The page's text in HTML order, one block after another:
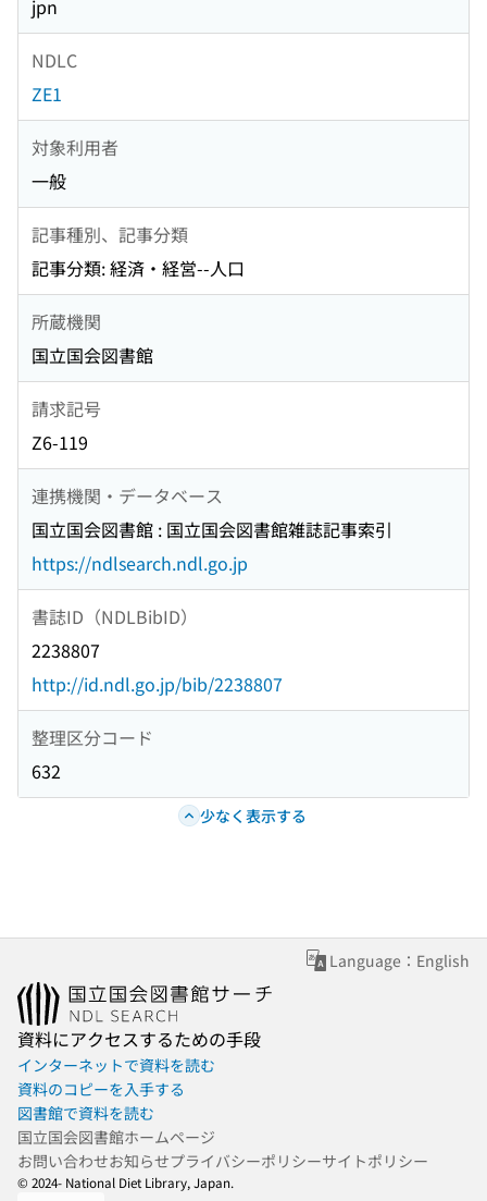
jpn
NDLC
ZE1
対象利用者
一般
記事種別、記事分類
記事分類: 経済・経営--人口
所蔵機関
国立国会図書館
請求記号
Z6-119
連携機関・データベース
国立国会図書館 : 国立国会図書館雑誌記事索引
https://ndlsearch.ndl.go.jp
書誌ID（NDLBibID）
2238807
http://id.ndl.go.jp/bib/2238807
整理区分コード
632
少なく表示する
Language：English
資料にアクセスするための手段
インターネットで資料を読む
資料のコピーを入手する
図書館で資料を読む
国立国会図書館ホームページ
お問い合わせお知らせプライバシーポリシーサイトポリシー
© 2024- National Diet Library, Japan.